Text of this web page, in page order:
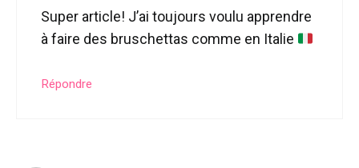
Super article! J’ai toujours voulu apprendre
à faire des bruschettas comme en Italie
Répondre